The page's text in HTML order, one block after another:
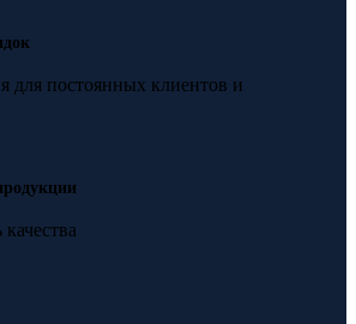
для постоянных клиентов и